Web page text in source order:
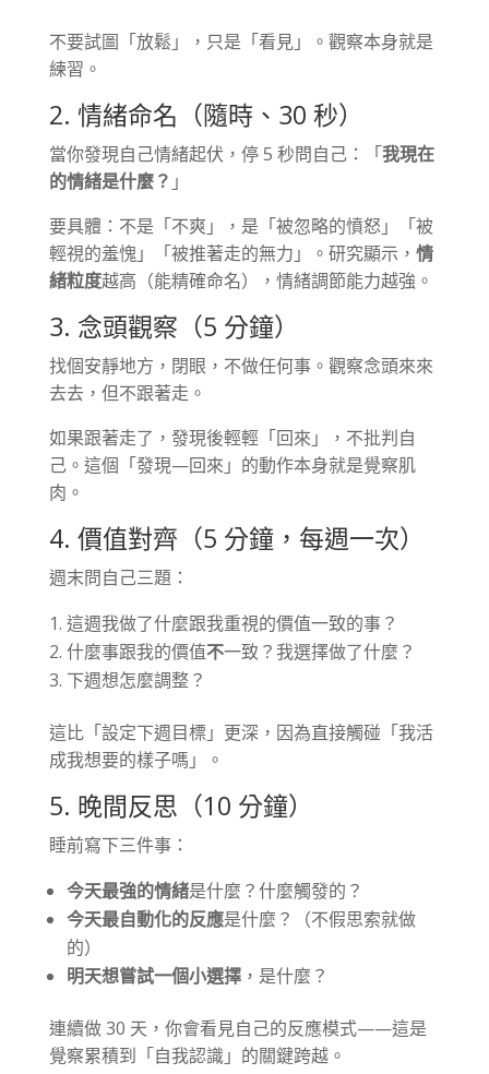
不要試圖「放鬆」，只是「看見」。觀察本身就是
練習。
2. 情緒命名（隨時、30 秒）
當你發現自己情緒起伏，停 5 秒問自己：「我現在
的情緒是什麼？ 」
要具體：不是「不爽」，是「被忽略的憤怒」「被
輕視的羞愧」「被推著走的無力」。研究顯示， 情
緒粒度越高（能精確命名），情緒調節能力越強。
3. 念頭觀察（5 分鐘）
找個安靜地方，閉眼，不做任何事。觀察念頭來來
去去，但不跟著走。
如果跟著走了，發現後輕輕「回來」，不批判自
己。這個「發現—回來」的動作本身就是覺察肌
肉。
4. 價值對齊（5 分鐘，每週一次）
週末問自己三題：
這週我做了什麼跟我重視的價值一致的事？
什麼事跟我的價值不一致？我選擇做了什麼？
下週想怎麼調整？
這比「設定下週目標」更深，因為直接觸碰「我活
成我想要的樣子嗎」。
5. 晚間反思（10 分鐘）
睡前寫下三件事：
今天最強的情緒是什麼？什麼觸發的？
今天最自動化的反應是什麼？（不假思索就做
的）
明天想嘗試一個小選擇，是什麼？
連續做 30 天，你會看見自己的反應模式——這是
覺察累積到「自我認識」的關鍵跨越。